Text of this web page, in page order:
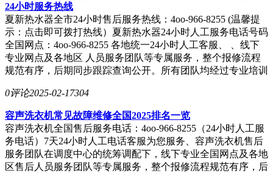
24小时服务热线
夏新热水器全市24小时售后服务热线：4oo-966-8255 (温馨提
示：点击即可拨打热线）夏新热水器24小时人工服务电话号码
全国网点：4oo-966-8255 各地统一24小时人工客服、 、线下
专业网点及各地区 人员服务团队等专属服务，整个报修流程
规范有序，后期同步跟踪查询公开。所有团队均经过专业培训
0评论2025-02-17304
容声洗衣机常见故障维修全国2025排名一览
容声洗衣机全国售后服务电话：4oo-966-8255（24小时人工服
务电话）7天24小时人工电话客服为您服务、容声洗衣机售后
服务团队在调度中心的统筹调配下，线下专业全国网点及各地
区售后人员服务团队等专属服务，整个报修流程规范有序，后